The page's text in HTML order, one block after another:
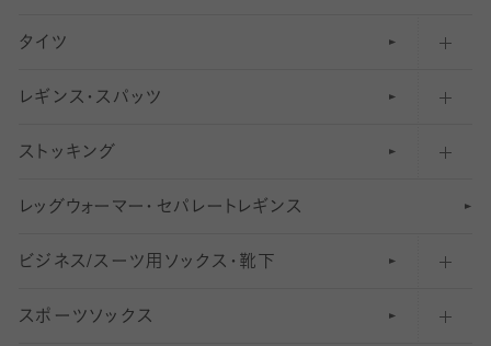
無地・プレーンソックス・靴下
柄ソックス・靴下
スニーカー（くるぶし）用ソックス
アンクル・ショートソックス（くるぶし上）
クルーソックス（ふくらはぎ下）
ハイソックス
フットカバー・カバーソックス（ふつう）
フットカバー・カバーソックス（浅め）
タイツ
30デニール以下のタイツ（薄手タイツ）
31〜40デニールタイツ
41〜60デニールタイツ
61〜80デニールタイツ
81 〜110デニールタイツ
レギンス・スパッツ
柄レギンス
無地レギンス
レギンスパンツ（レギパン）
マタニティレギンス
ストッキング
伝線しにくいストッキング
ショートストッキング
結婚式用ストッキング
レッ グ ウォー マー ・ セパレー ト レ ギンス
ビジネス/スーツ用 ソックス・靴下
匠シリーズ
スポーツソックス